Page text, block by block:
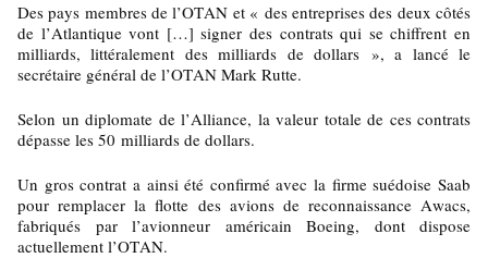
Des pays membres de l’OTAN et « des entreprises des deux côtés
de l’Atlantique vont […] signer des contrats qui se chiffrent en
milliards, littéralement des milliards de dollars », a lancé le
secrétaire général de l’OTAN Mark Rutte.
Selon un diplomate de l’Alliance, la valeur totale de ces contrats
dépasse les 50 milliards de dollars.
Un gros contrat a ainsi été confirmé avec la firme suédoise Saab
pour remplacer la flotte des avions de reconnaissance Awacs,
fabriqués par l’avionneur américain Boeing, dont dispose
actuellement l’OTAN.